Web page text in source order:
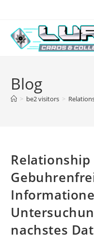
content
Blog
> be2 visitors >
Relationship
nachstes